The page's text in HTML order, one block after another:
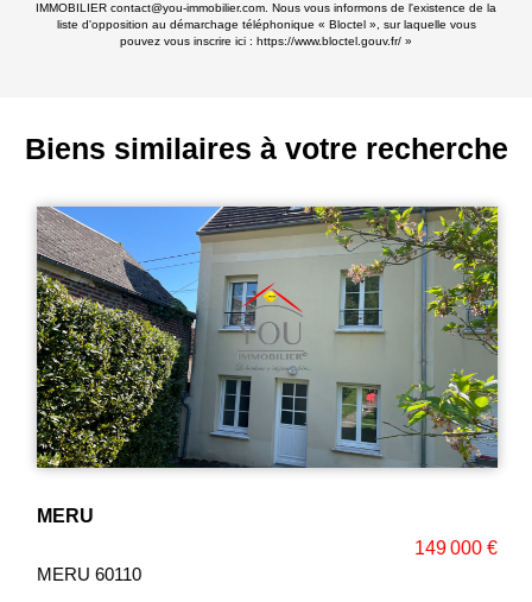
IMMOBILIER contact@you-immobilier.com. Nous vous informons de l'existence de la
liste d'opposition au démarchage téléphonique « Bloctel », sur laquelle vous
pouvez vous inscrire ici : https://www.bloctel.gouv.fr/ »
Biens similaires à votre recherche
MERU
149 000 €
MERU 60110